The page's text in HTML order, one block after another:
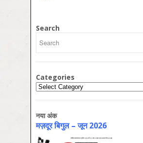
Search
Categories
Categories
नया अंक
मज़दूर बिगुल – जून 2026